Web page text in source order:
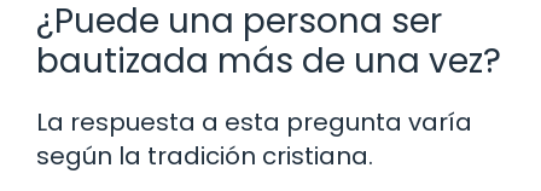
¿Puede una persona ser
bautizada más de una vez?
La respuesta a esta pregunta varía
según la tradición cristiana.